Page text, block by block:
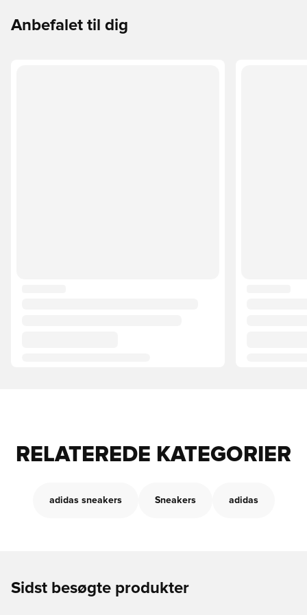
Anbefalet til dig
RELATEREDE KATEGORIER
adidas sneakers Sneakers adidas
Sidst besøgte produkter